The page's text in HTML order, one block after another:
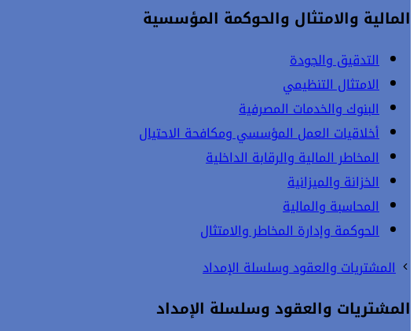
المالية والامتثال والحوكمة المؤسسية
التدقيق والجودة
الامتثال التنظيمي
البنوك والخدمات المصرفية
أخلاقيات العمل المؤسسي ومكافحة الاحتيال
المخاطر المالية والرقابة الداخلية
الخزانة والميزانية
المحاسبة والمالية
الحوكمة وإدارة المخاطر والامتثال
المشتريات والعقود وسلسلة الإمداد
المشتريات والعقود وسلسلة الإمداد